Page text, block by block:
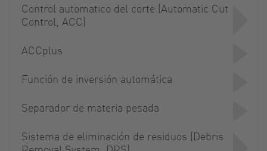
Control automatico del corte (Automatic Cut
Control, ACC)
ACCplus
Función de inversión automática
Separador de materia pesada
Sistema de eliminación de residuos (Debris